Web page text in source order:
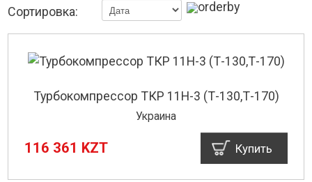
Сортировка:
Турбокомпрессор ТКР 11Н-3 (Т-130,Т-170)
Украина
116 361 KZT Купить